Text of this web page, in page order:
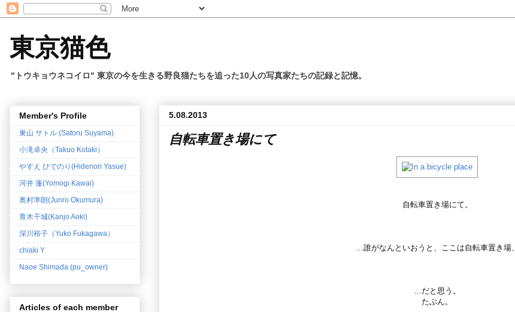
東京猫色
"トウキョウネコイロ" 東京の今を生きる野良猫たちを追った10人の写真家たちの記録と記憶。
5.08.2013
自転車置き場にて
自転車置き場にて。
…誰がなんといおうと、ここは自転車置き場、
…だと思う。
たぶん。
Member's Profile
巣山 サトル (Satoru Suyama)
小滝卓央（Takuo Kotaki）
やすえ ひでのり(Hidenori Yasue)
河井 蓬(Yomogi Kawai)
奥村準朗(Junro Okumura)
青木干城(Kanjo Aoki)
深川裕子（Yuko Fukagawa）
chiaki Y
Naoe Shimada (pu_owner)
Articles of each member